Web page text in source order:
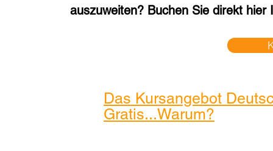
auszuweiten? Buchen Sie direkt
Das Kursangebot
Gratis...Warum?